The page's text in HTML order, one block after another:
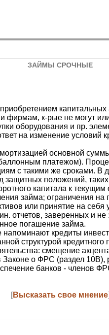
ЗАЙМЫ СРОЧНЫЕ
к-рые не могут
оборудования и пр.
на изменение условий
основной
платежом).
с такими же сроками. В
защитных положений,
капитала к
займа; ограничения на
или принятие на
отчетов, заверенных и
погашение займа.
напоминают кредиты
структурой
смещение
Законе о ФРС (раздел
банков - членов
[Высказать свое мнение]